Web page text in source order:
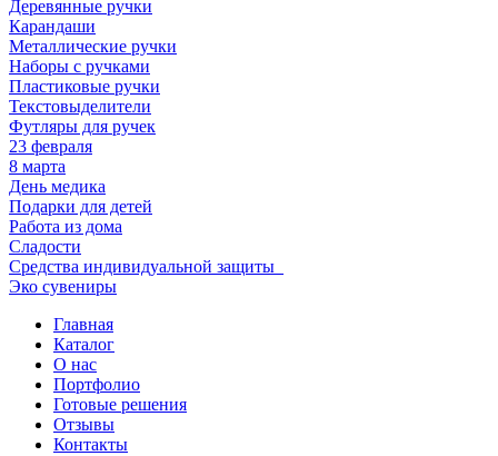
Деревянные ручки
Карандаши
Металлические ручки
Наборы с ручками
Пластиковые ручки
Текстовыделители
Футляры для ручек
23 февраля
8 марта
День медика
Подарки для детей
Работа из дома
Сладости
Средства индивидуальной защиты_
Эко сувениры
Главная
Каталог
О нас
Портфолио
Готовые решения
Отзывы
Контакты